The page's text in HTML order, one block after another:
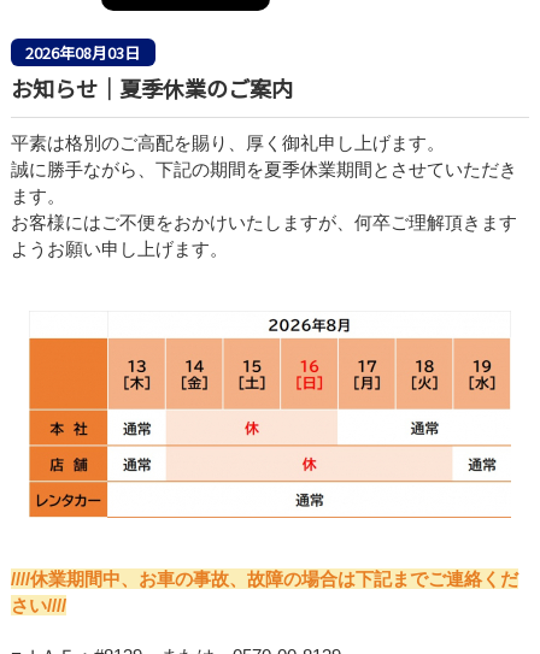
2026年08月03日
お知らせ｜夏季休業のご案内
平素は格別のご高配を賜り、厚く御礼申し上げます。
誠に勝手ながら、下記の期間を夏季休業期間とさせていただき
ます。
お客様にはご不便をおかけいたしますが、何卒ご理解頂きます
ようお願い申し上げます。
////休業期間中、お車の事故、故障の場合は下記までご連絡くだ
さい////